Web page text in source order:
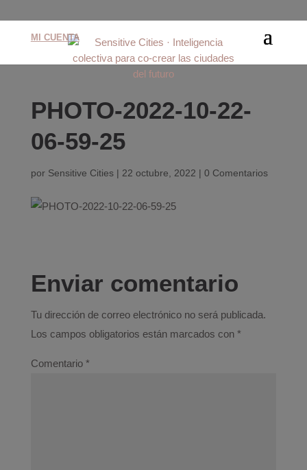
MI CUENTA
PHOTO-2022-10-22-
06-59-25
por Sensitive Cities| 22 octubre, 2022 | 0 Comentarios
Enviar comentario
Tu dirección de correo electrónico no será publicada.
Los campos obligatorios están marcados con *
Comentario *